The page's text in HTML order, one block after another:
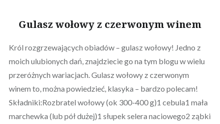
Gulasz wołowy z czerwonym winem
Król rozgrzewających obiadów – gulasz wołowy! Jedno z
moich ulubionych dań, znajdziecie go na tym blogu w wielu
przeróżnych wariacjach. Gulasz wołowy z czerwonym
winem to, można powiedzieć, klasyka – bardzo polecam!
Składniki:Rozbratel wołowy (ok 300-400 g)1 cebula1 mała
marchewka (lub pół dużej)1 słupek selera naciowego2 ząbki